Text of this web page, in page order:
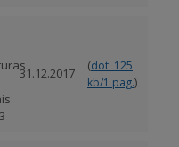
31.12.2017 (dot: 125
kb/1 pag.)